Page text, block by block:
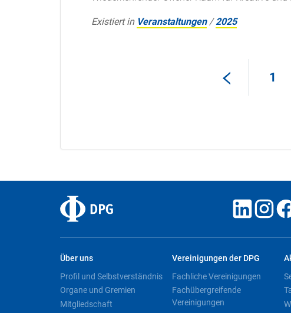
Existiert in Veranstaltungen /2025
1
Über uns
Profil und Selbstverständnis
Organe und Gremien
Mitgliedschaft
Vereinigungen der DPG
Fachliche Vereinigungen
Fachübergreifende
Vereinigungen